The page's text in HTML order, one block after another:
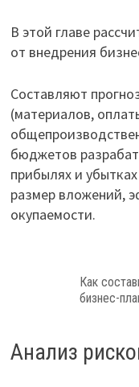
В этой главе
от внедрения
Составляют
(материалов,
бюджетов
прибылях и
размер вложений,
окупаемости.
Как
бизнес-
Анализ